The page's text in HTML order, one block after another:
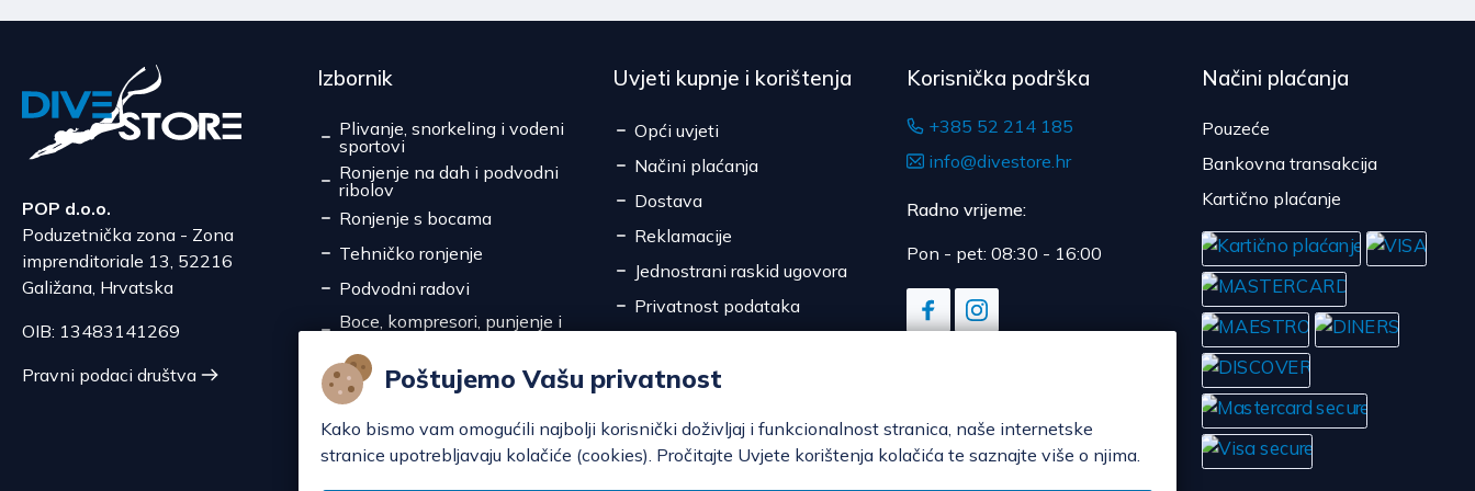
Poštujemo Vašu privatnost
Kako bismo vam omogućili najbolji korisnički doživljaj i funkcionalnost stranica, naše internetske
stranice upotrebljavaju kolačiće (cookies). Pročitajte Uvjete korištenja kolačića te saznajte više o njima.
POP d.o.o.
Poduzetnička zona - Zona
imprenditoriale 13, 52216
Galižana, Hrvatska
OIB: 13483141269
Pravni podaci društva
Izbornik
Plivanje, snorkeling i vodeni
sportovi
Ronjenje na dah i podvodni
ribolov
Ronjenje s bocama
Tehničko ronjenje
Podvodni radovi
Boce, kompresori, punjenje i
Servis
Akcije
Uvjeti kupnje i korištenja
Opći uvjeti
Načini plaćanja
Dostava
Reklamacije
Jednostrani raskid ugovora
Privatnost podataka
Kolačići
Korisnička podrška
+385 52 214 185
info@divestore.hr
Radno vrijeme:
Pon - pet: 08:30 - 16:00
Načini plaćanja
Pouzeće
Bankovna transakcija
Kartično plaćanje